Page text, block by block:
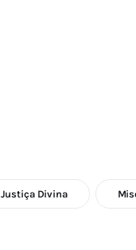
Justiça Divina